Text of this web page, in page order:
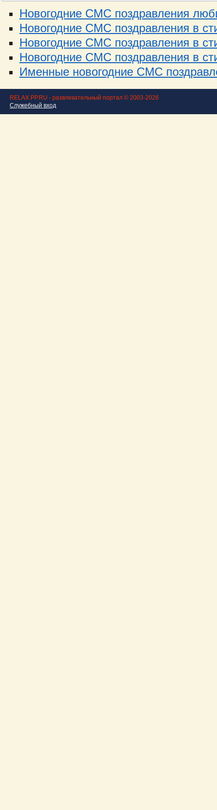
Новогодние СМС поздравления
Новогодние СМС поздравления в
Новогодние СМС поздравления в
Новогодние СМС поздравления в
Именные новогодние СМС
RELAX.PP.RU - развлекательный портал © 2003-2026
Служебный вход